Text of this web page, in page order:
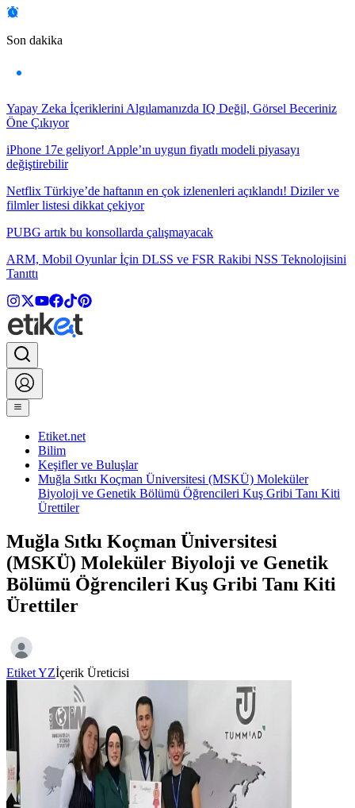
Son dakika
Yapay Zeka İçeriklerini Algılamanızda IQ Değil, Görsel Beceriniz
Öne Çıkıyor
iPhone 17e geliyor! Apple’ın uygun fiyatlı modeli piyasayı
değiştirebilir
Netflix Türkiye’de haftanın en çok izlenenleri açıklandı! Diziler ve
filmler listesi dikkat çekiyor
PUBG artık bu konsollarda çalışmayacak
ARM, Mobil Oyunlar İçin DLSS ve FSR Rakibi NSS Teknolojisini
Tanıttı
Etiket.net
Bilim
Keşifler ve Buluşlar
Muğla Sıtkı Koçman Üniversitesi (MSKÜ) Moleküler
Biyoloji ve Genetik Bölümü Öğrencileri Kuş Gribi Tanı Kiti
Ürettiler
Muğla Sıtkı Koçman Üniversitesi
(MSKÜ) Moleküler Biyoloji ve Genetik
Bölümü Öğrencileri Kuş Gribi Tanı Kiti
Ürettiler
Etiket YZİçerik Üreticisi